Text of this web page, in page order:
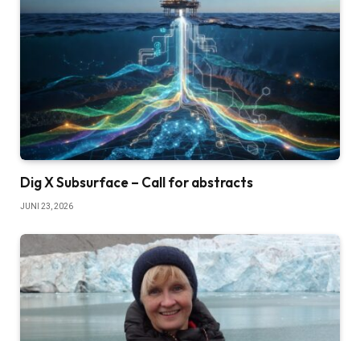
Dig X Subsurface – Call for abstracts
JUNI 23, 2026